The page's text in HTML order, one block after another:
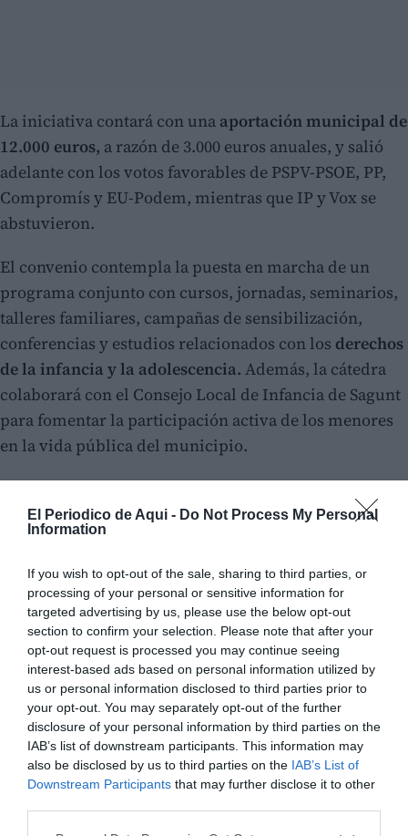
El Periodico de Aqui - Do Not Process My Personal
Information
If you wish to opt-out of the sale, sharing to third parties, or
processing of your personal or sensitive information for
targeted advertising by us, please use the below opt-out
section to confirm your selection. Please note that after your
opt-out request is processed you may continue seeing
interest-based ads based on personal information utilized by
us or personal information disclosed to third parties prior to
your opt-out. You may separately opt-out of the further
disclosure of your personal information by third parties on the
IAB’s list of downstream participants. This information may
also be disclosed by us to third parties on the IAB’s List of
Downstream Participants that may further disclose it to other
La iniciativa contará con una aportación municipal de
12.000 euros, a razón de 3.000 euros anuales, y salió
adelante con los votos favorables de PSPV-PSOE, PP,
Compromís y EU-Podem, mientras que IP y Vox se
abstuvieron.
El convenio contempla la puesta en marcha de un
programa conjunto con cursos, jornadas, seminarios,
talleres familiares, campañas de sensibilización,
conferencias y estudios relacionados con los derechos
de la infancia y la adolescencia. Además, la cátedra
colaborará con el Consejo Local de Infancia de Sagunt
para fomentar la participación activa de los menores
en la vida pública del municipio.